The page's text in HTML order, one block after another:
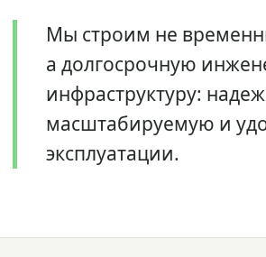
Мы строим не
а долгосрочную
инфраструктуру:
масштабируемую и
эксплуатации.